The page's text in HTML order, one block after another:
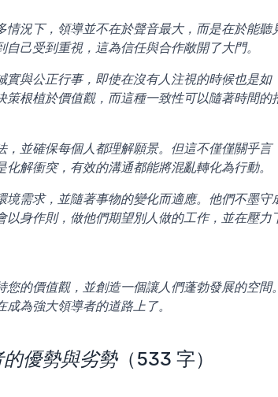
況下，領導並不在於聲音最大，而是在於能聽
己受到重視，這為信任與合作敞開了大門。
與公正行事，即使在沒有人注視的時候也是如
根植於價值觀，而這種一致性可以隨著時間的
並確保每個人都理解願景。但這不僅僅關乎言
解衝突，有效的溝通都能將混亂轉化為行動。
需求，並隨著事物的變化而適應。他們不墨守
身作則，做他們期望別人做的工作，並在壓力
的價值觀，並創造一個讓人們蓬勃發展的空間
為強大領導者的道路上了。
優勢與劣勢（533 字）